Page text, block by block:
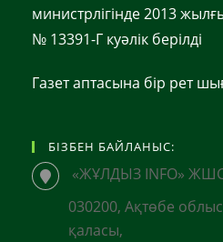
министрлігінде 2013
№ 13391-Г куәлік берілді
Газет аптасына бір рет
БІЗБЕН БАЙЛАНЫС:
«ЖҰЛДЫЗ INFO»
030200, Ақтөбе
қаласы,